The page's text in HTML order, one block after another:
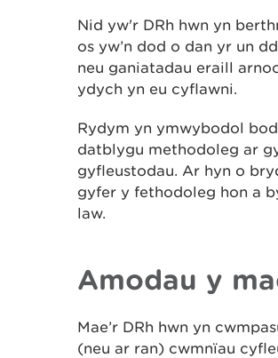
Nid yw'r DRh hwn yn
os yw’n dod o dan yr un
neu ganiatadau eraill
ydych yn eu cyflawni.
Rydym yn ymwybodol
datblygu methodoleg ar
gyfleustodau. Ar hyn o
gyfer y fethodoleg hon a
law.
Amodau y
Mae’r DRh hwn yn
(neu ar ran) cwmnïau